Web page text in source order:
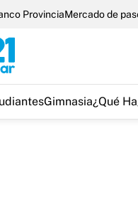
ProvinciaMercado de
Gimnasia¿Qué